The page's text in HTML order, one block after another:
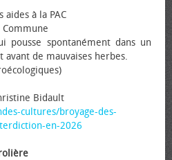
aides à la PAC
Commune
pousse spontanément dans un
de mauvaises herbes.
Bidault
cultures/broyage-des-
en-2026